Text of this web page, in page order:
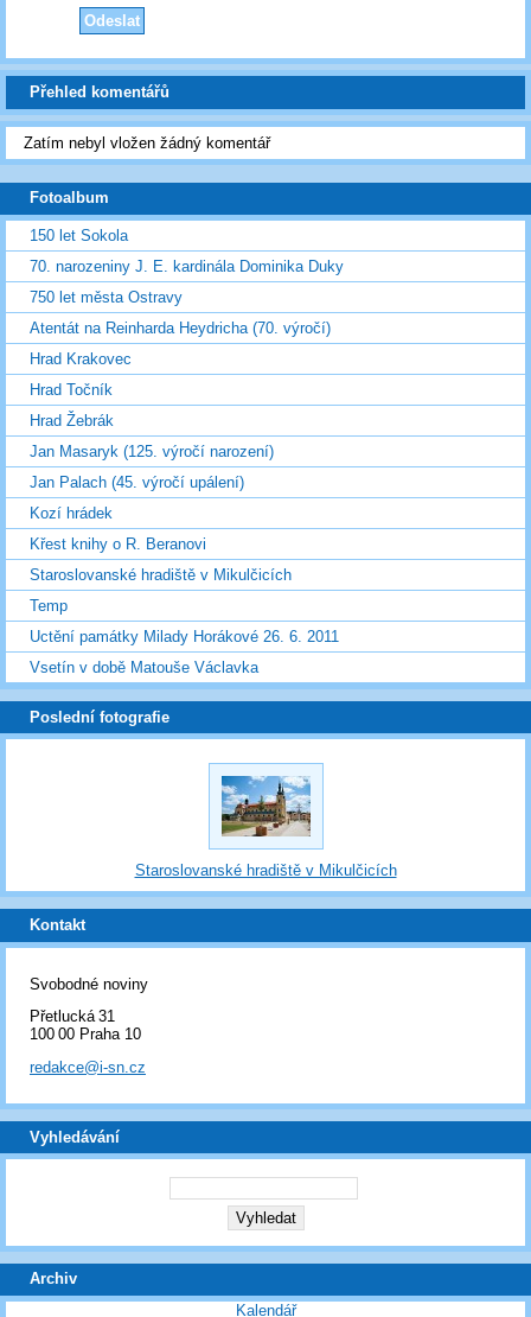
Přehled komentářů
Zatím nebyl vložen žádný komentář
Fotoalbum
150 let Sokola
70. narozeniny J. E. kardinála Dominika Duky
750 let města Ostravy
Atentát na Reinharda Heydricha (70. výročí)
Hrad Krakovec
Hrad Točník
Hrad Žebrák
Jan Masaryk (125. výročí narození)
Jan Palach (45. výročí upálení)
Kozí hrádek
Křest knihy o R. Beranovi
Staroslovanské hradiště v Mikulčicích
Temp
Uctění památky Milady Horákové 26. 6. 2011
Vsetín v době Matouše Václavka
Poslední fotografie
Staroslovanské hradiště v Mikulčicích
Kontakt
Svobodné noviny
Přetlucká 31
100 00 Praha 10
redakce@i-sn.cz
Vyhledávání
Archiv
Kalendář